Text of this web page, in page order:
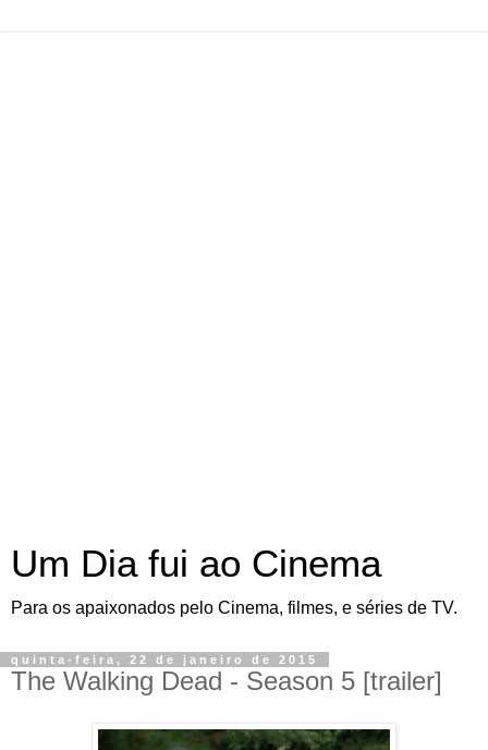
Um Dia fui ao Cinema
Para os apaixonados pelo Cinema, filmes, e séries de TV.
quinta-feira, 22 de janeiro de 2015
The Walking Dead - Season 5 [trailer]